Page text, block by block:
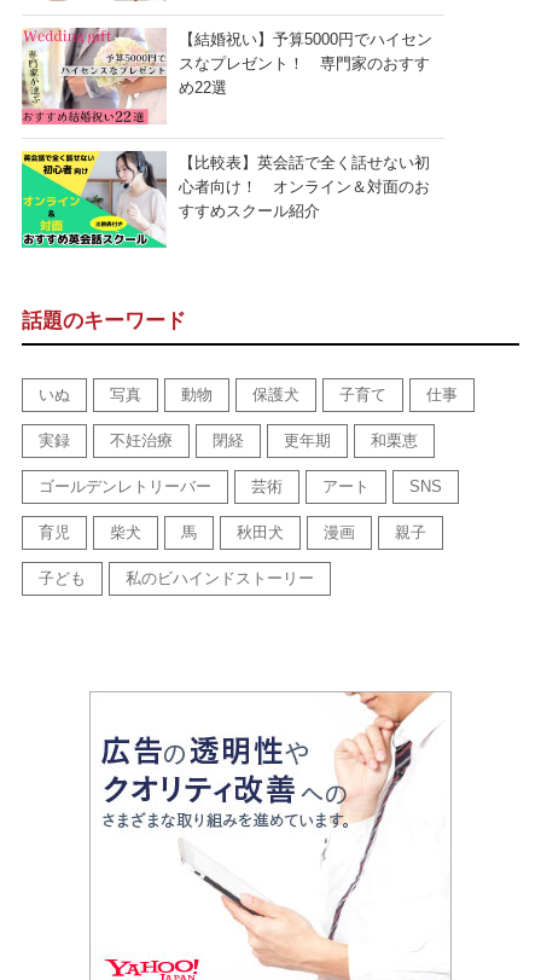
【結婚祝い】予算5000円でハイセン
スなプレゼント！ 専門家のおすす
め22選
【比較表】英会話で全く話せない初
心者向け！ オンライン＆対面のお
すすめスクール紹介
話題のキーワード
いぬ 写真 動物 保護犬 子育て 仕事
実録 不妊治療 閉経 更年期 和栗恵
ゴールデンレトリーバー 芸術 アート SNS
育児 柴犬 馬 秋田犬 漫画 親子
子ども 私のビハインドストーリー